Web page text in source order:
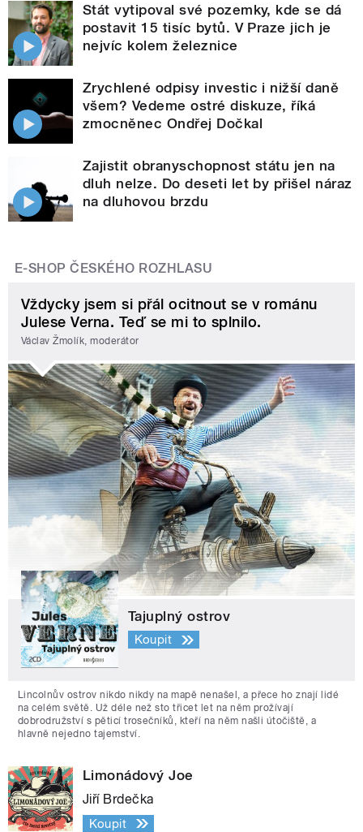
Stát vytipoval své pozemky, kde se dá
postavit 15 tisíc bytů. V Praze jich je
nejvíc kolem železnice
Zrychlené odpisy investic i nižší daně
všem? Vedeme ostré diskuze, říká
zmocněnec Ondřej Dočkal
Zajistit obranyschopnost státu jen na
dluh nelze. Do deseti let by přišel náraz
na dluhovou brzdu
E-SHOP ČESKÉHO ROZHLASU
Vždycky jsem si přál ocitnout se v románu
Julese Verna. Teď se mi to splnilo.
Václav Žmolík, moderátor
Tajuplný ostrov
Koupit
Lincolnův ostrov nikdo nikdy na mapě nenašel, a přece ho znají lidé
na celém světě. Už déle než sto třicet let na něm prožívají
dobrodružství s pěticí trosečníků, kteří na něm našli útočiště, a
hlavně nejedno tajemství.
Limonádový Joe
Jiří Brdečka
Koupit